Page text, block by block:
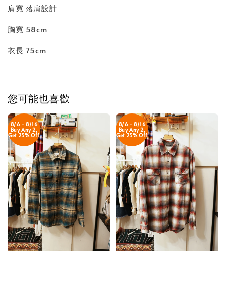
肩寬 落肩設計
胸寬 58cm
衣長 75cm
您可能也喜歡
8/6 - 8/16
Buy Any 2,
Get 25% Off
8/6 - 8/16
Buy Any 2,
Get 25% Off